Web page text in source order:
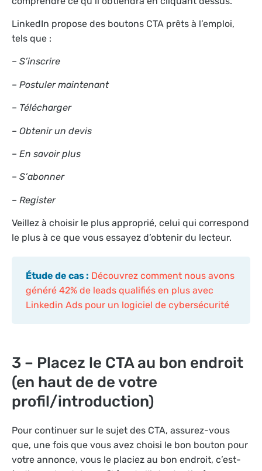
LinkedIn propose des boutons CTA prêts à l’emploi,
tels que :
– S’inscrire
– Postuler maintenant
– Télécharger
– Obtenir un devis
– En savoir plus
– S’abonner
– Register
Veillez à choisir le plus approprié, celui qui correspond
le plus à ce que vous essayez d’obtenir du lecteur.
Étude de cas : Découvrez comment nous avons
généré 42% de leads qualifiés en plus avec
Linkedin Ads pour un logiciel de cybersécurité
3 – Placez le CTA au bon endroit
(en haut de de votre
profil/introduction)
Pour continuer sur le sujet des CTA, assurez-vous
que, une fois que vous avez choisi le bon bouton pour
votre annonce, vous le placiez au bon endroit, c’est-